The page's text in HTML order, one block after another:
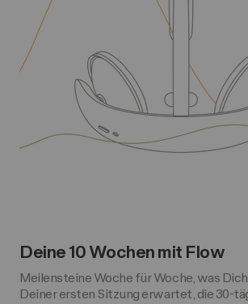
Deine 10 Wochen mit Flow
Meilensteine Woche für Woche, was
Deiner ersten Sitzung erwartet, die 30-